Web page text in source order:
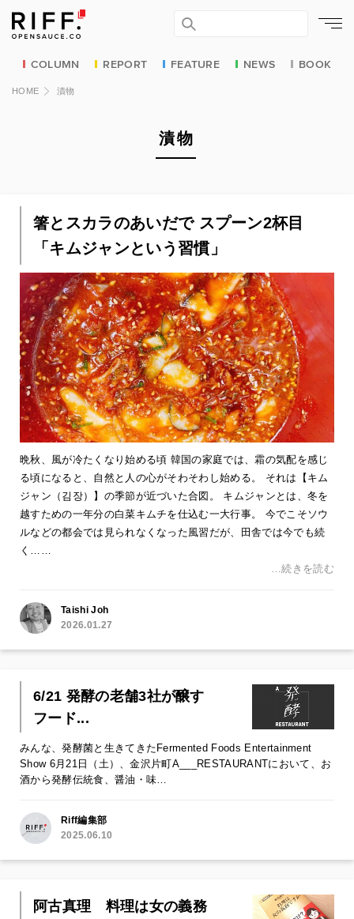
COLUMN REPORT FEATURE NEWS BOOK
HOME 漬物
漬物
箸とスカラのあいだで スプーン2杯目
「キムジャンという習慣」
晩秋、風が冷たくなり始める頃 韓国の家庭では、霜の気配を感じ
る頃になると、自然と人の心がそわそわし始める。 それは【キム
ジャン（김장）】の季節が近づいた合図。 キムジャンとは、冬を
越すための一年分の白菜キムチを仕込む一大行事。 今でこそソウ
ルなどの都会では見られなくなった風習だが、田舎では今でも続
く……
…続きを読む
Taishi Joh
2026.01.27
6/21 発酵の老舗3社が醸す
フード...
みんな、発酵菌と生きてきたFermented Foods Entertainment
Show 6月21日（土）、金沢片町A___RESTAURANTにおいて、お
酒から発酵伝統食、醤油・味…
Riff編集部
2025.06.10
阿古真理 料理は女の義務